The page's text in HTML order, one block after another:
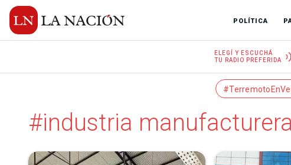
POLÍTICA
ELEGÍ Y ESCUCHÁ
TU RADIO PREFERIDA
#industria manufacturera